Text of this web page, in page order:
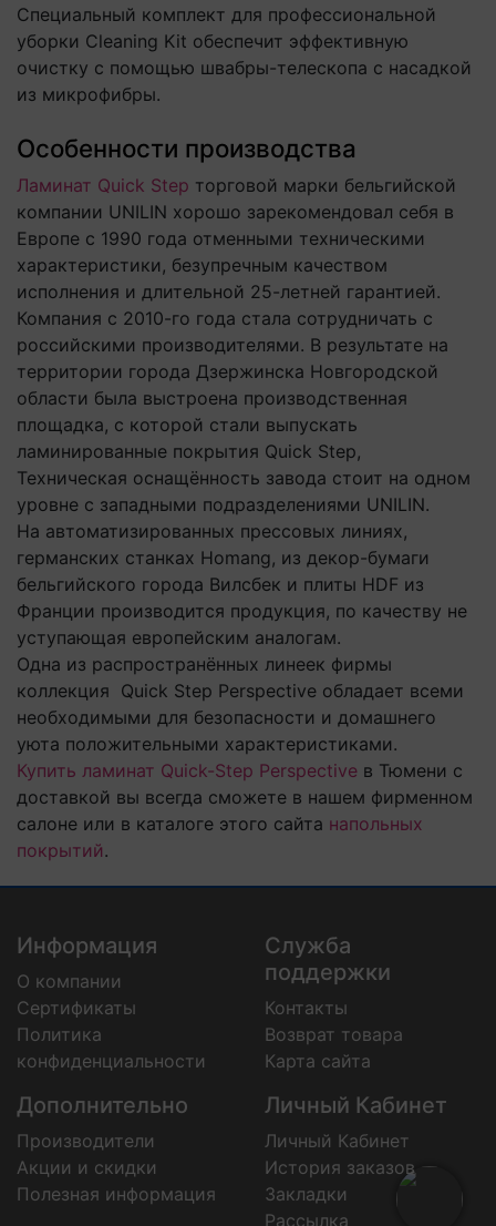
Специальный комплект для профессиональной
уборки Cleaning Kit обеспечит эффективную
очистку с помощью швабры-телескопа с насадкой
из микрофибры.
Особенности производства
Ламинат Quick Step торговой марки бельгийской
компании UNILIN хорошо зарекомендовал себя в
Европе с 1990 года отменными техническими
характеристики, безупречным качеством
исполнения и длительной 25-летней гарантией.
Компания с 2010-го года стала сотрудничать с
российскими производителями. В результате на
территории города Дзержинска Новгородской
области была выстроена производственная
площадка, с которой стали выпускать
ламинированные покрытия Quick Step,
Техническая оснащённость завода стоит на одном
уровне с западными подразделениями UNILIN.
На автоматизированных прессовых линиях,
германских станках Homang, из декор-бумаги
бельгийского города Вилсбек и плиты HDF из
Франции производится продукция, по качеству не
уступающая европейским аналогам.
Одна из распространённых линеек фирмы
коллекция Quick Step Perspective обладает всеми
необходимыми для безопасности и домашнего
уюта положительными характеристиками.
Купить ламинат Quick-Step Perspective в Тюмени с
доставкой вы всегда сможете в нашем фирменном
салоне или в каталоге этого сайта напольных
покрытий.
Информация
О компании
Сертификаты
Политика
конфиденциальности
Служба
поддержки
Контакты
Возврат товара
Карта сайта
Дополнительно
Производители
Акции и скидки
Полезная информация
Личный Кабинет
Личный Кабинет
История заказов
Закладки
Рассылка